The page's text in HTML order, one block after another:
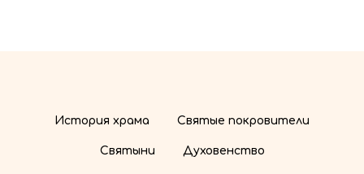
История храма Святые покровители
Святыни Духовенство